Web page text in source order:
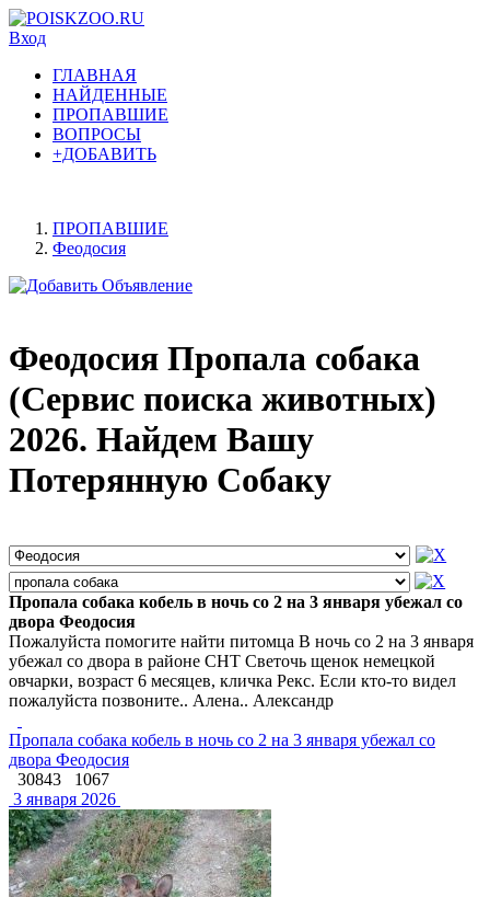
Вход
ГЛАВНАЯ
НАЙДЕННЫЕ
ПРОПАВШИЕ
ВОПРОСЫ
+ДОБАВИТЬ
ПРОПАВШИЕ
Феодосия
Феодосия Пропала собака
(Сервис поиска животных)
2026. Найдем Вашу
Потерянную Собаку
Пропала собака кобель в ночь со 2 на 3 января убежал со
двора Феодосия
Пожалуйста помогите найти питомца В ночь со 2 на 3 января
убежал со двора в районе СНТ Светочь щенок немецкой
овчарки, возраст 6 месяцев, кличка Рекс. Если кто-то видел
пожалуйста позвоните.. Алена.. Александр
Пропала собака кобель в ночь со 2 на 3 января убежал со
двора Феодосия
30843
1067
3 января 2026